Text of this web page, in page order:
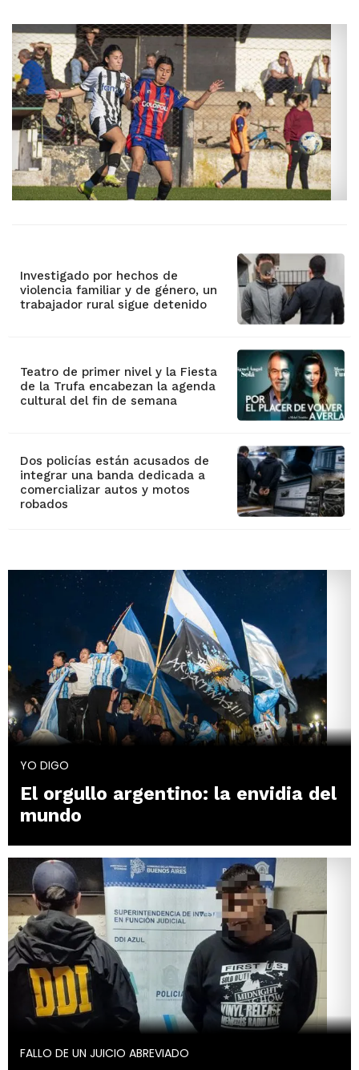
Investigado por hechos de
violencia familiar y de género, un
trabajador rural sigue detenido
Teatro de primer nivel y la Fiesta
de la Trufa encabezan la agenda
cultural del fin de semana
Dos policías están acusados de
integrar una banda dedicada a
comercializar autos y motos
robados
YO DIGO
El orgullo argentino: la envidia del
mundo
FALLO DE UN JUICIO ABREVIADO